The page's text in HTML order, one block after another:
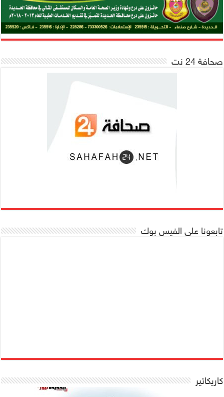
صحافة 24 نت
تابعونا على الفيس بوك
كاريكاتير